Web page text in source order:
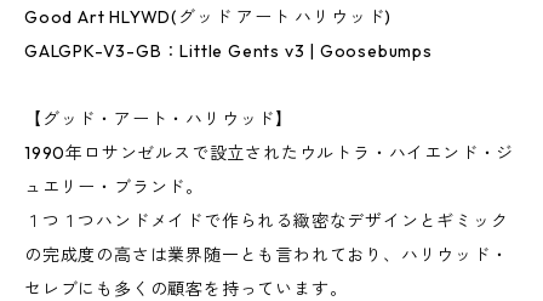
Good Art HLYWD(グッド アート ハリウッド)
GALGPK-V3-GB：Little Gents v3 | Goosebumps
【グッド・アート・ハリウッド】
1990年ロサンゼルスで設立されたウルトラ・ハイエンド・ジ
ュエリー・ブランド。
１つ１つハンドメイドで作られる緻密なデザインとギミック
の完成度の高さは業界随一とも言われており、ハリウッド・
セレブにも多くの顧客を持っています。